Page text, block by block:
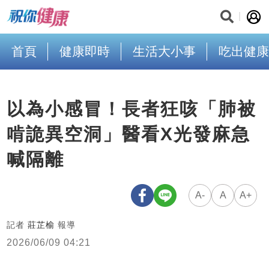
首頁 健康即時 生活大小事 吃出健康
以為小感冒！長者狂咳「肺被
啃詭異空洞」醫看X光發麻急
喊隔離
A- A A+
記者 莊芷榆 報導
2026/06/09 04:21